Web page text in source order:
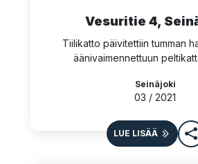
Vesuritie 4,
Tiilikatto päivitettiin tumman
äänivaimennettuun
Seinäjoki
03 / 2021
LUE LISÄÄ